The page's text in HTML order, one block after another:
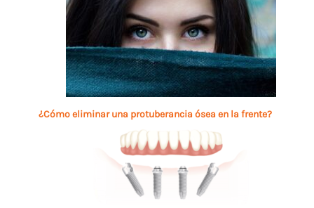
¿Cómo eliminar una protuberancia ósea en la frente?